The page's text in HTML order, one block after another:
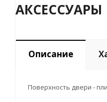
АКСЕССУАРЫ
Описание
Поверхность двери -